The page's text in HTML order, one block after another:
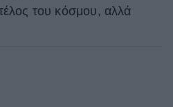
του κόσμου, αλλά